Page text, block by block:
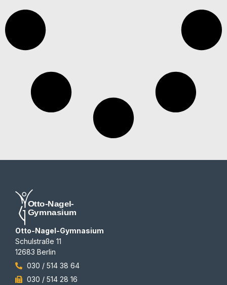
Otto-Nagel-Gymnasium
Schulstraße 11
12683 Berlin
030 / 514 38 64
030 / 514 28 16